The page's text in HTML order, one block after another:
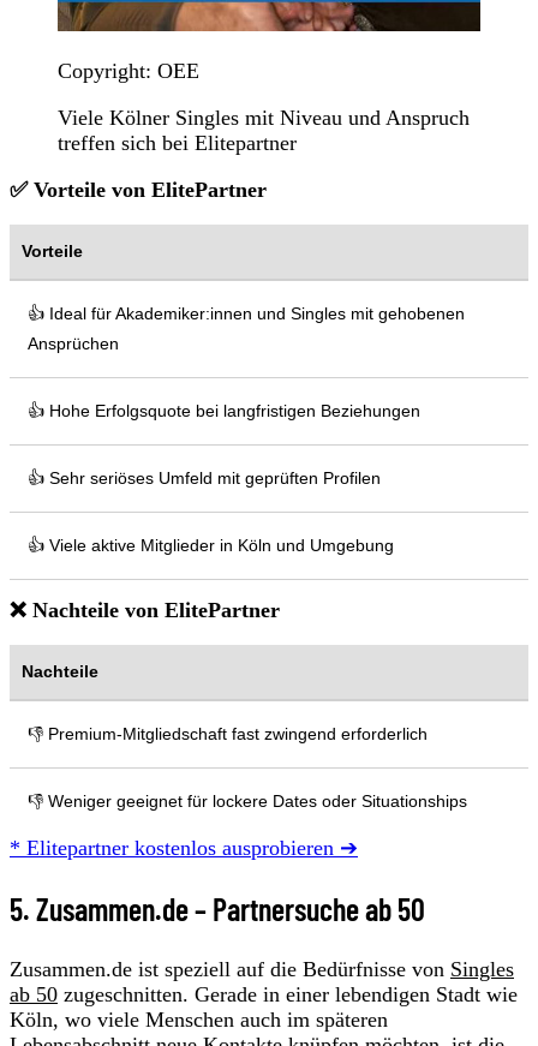
Copyright: OEE
Viele Kölner Singles mit Niveau und Anspruch
treffen sich bei Elitepartner
✅ Vorteile von ElitePartner
Vorteile
👍 Ideal für Akademiker:innen und Singles mit gehobenen
Ansprüchen
👍 Hohe Erfolgsquote bei langfristigen Beziehungen
👍 Sehr seriöses Umfeld mit geprüften Profilen
👍 Viele aktive Mitglieder in Köln und Umgebung
❌ Nachteile von ElitePartner
Nachteile
👎 Premium-Mitgliedschaft fast zwingend erforderlich
👎 Weniger geeignet für lockere Dates oder Situationships
* Elitepartner kostenlos ausprobieren ➔
5. Zusammen.de – Partnersuche ab 50
Zusammen.de ist speziell auf die Bedürfnisse von Singles
ab 50 zugeschnitten. Gerade in einer lebendigen Stadt wie
Köln, wo viele Menschen auch im späteren